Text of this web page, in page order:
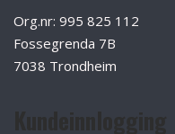
Org.nr: 995 825 112
Fossegrenda 7B
7038 Trondheim